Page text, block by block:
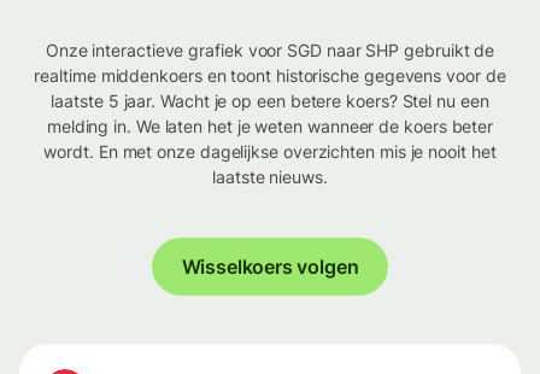
Onze interactieve grafiek voor SGD naar SHP gebruikt de
realtime middenkoers en toont historische gegevens voor de
laatste 5 jaar. Wacht je op een betere koers? Stel nu een
melding in. We laten het je weten wanneer de koers beter
wordt. En met onze dagelijkse overzichten mis je nooit het
laatste nieuws.
Wisselkoers volgen